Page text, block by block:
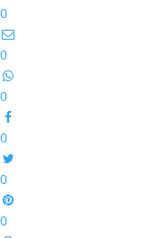
0
0
0
0
0
0